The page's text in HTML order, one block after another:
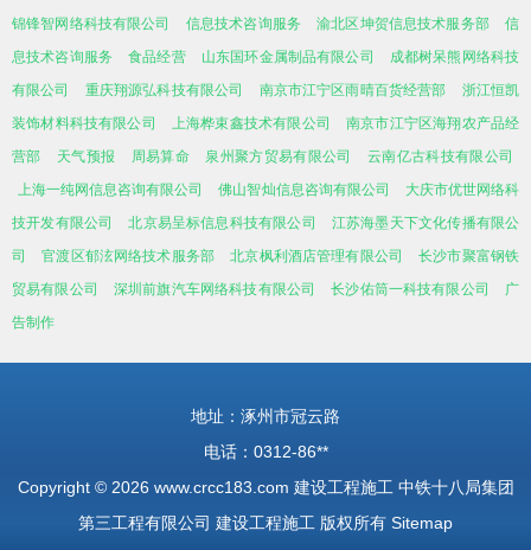
锦锋智网络科技有限公司
信息技术咨询服务 渝北区坤贺信息技术服务部
信
息技术咨询服务
食品经营 山东国环金属制品有限公司
成都树呆熊网络科技
有限公司
重庆翔源弘科技有限公司 南京市江宁区雨晴百货经营部
浙江恒凯
装饰材料科技有限公司
上海桦束鑫技术有限公司
南京市江宁区海翔农产品经
营部
天气预报 周易算命 泉州聚方贸易有限公司
云南亿古科技有限公司
上海一纯网信息咨询有限公司
佛山智灿信息咨询有限公司
大庆市优世网络科
技开发有限公司
北京易呈标信息科技有限公司
江苏海墨天下文化传播有限公
司
官渡区郁泫网络技术服务部 北京枫利酒店管理有限公司
长沙市聚富钢铁
贸易有限公司
深圳前旗汽车网络科技有限公司 长沙佑筒一科技有限公司
广
告制作
地址：涿州市冠云路
电话：0312-86**
Copyright © 2026 www.crcc183.com 建设工程施工 中铁十八局集团
第三工程有限公司 建设工程施工 版权所有 Sitemap